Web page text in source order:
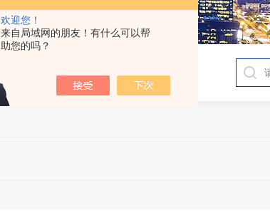
欢迎您！
来自局域网的朋友！有什么可以帮
助您的吗？